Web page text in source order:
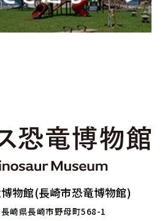
物館(長崎市恐竜博物館)
崎県長崎市野母町568-1